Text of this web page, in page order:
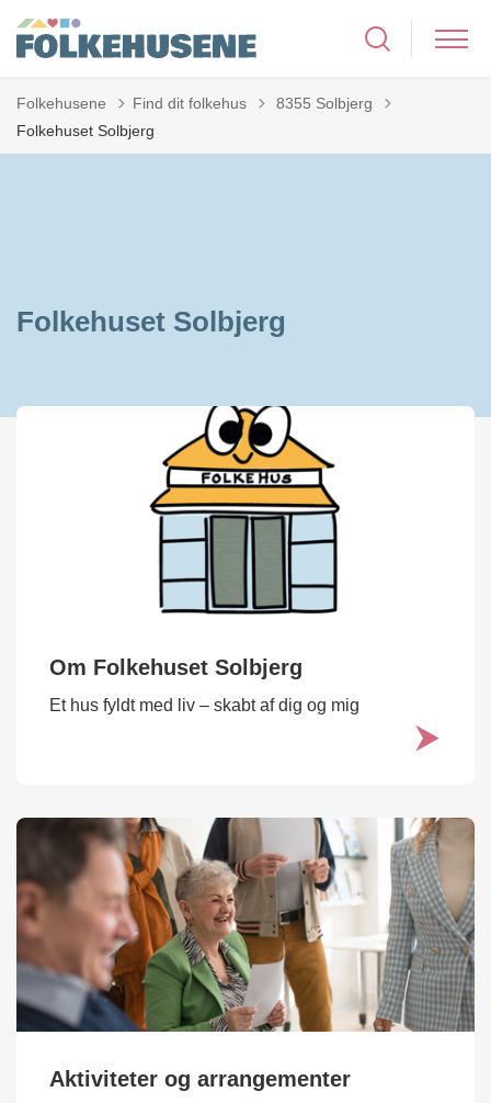
Folkehusene Find dit folkehus Tilbage til
8355 Solbjerg
Folkehuset Solbjerg
Folkehuset Solbjerg
Om Folkehuset Solbjerg
Et hus fyldt med liv – skabt af dig og mig
Aktiviteter og arrangementer